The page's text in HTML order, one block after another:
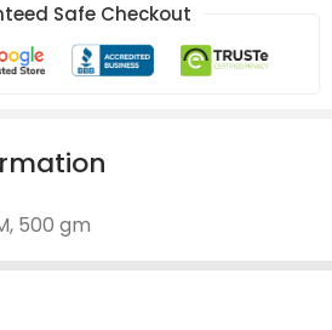
Safe Checkout
500 gm